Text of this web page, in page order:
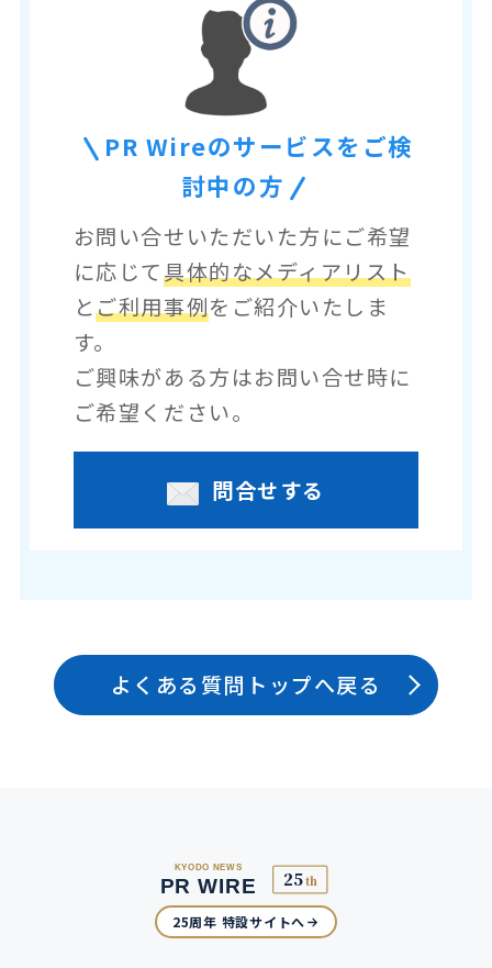
PR Wireのサービスをご検
討中の方
お問い合せいただいた方にご希望
に応じて具体的なメディアリスト
とご利用事例をご紹介いたしま
す。
ご興味がある方はお問い合せ時に
ご希望ください。
問合せする
よくある質問トップへ戻る
25周年 特設サイトへ